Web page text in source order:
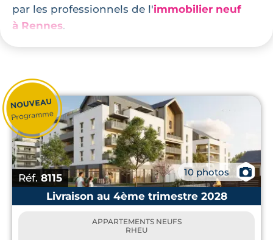
par les professionnels de l'immobilier neuf
à Rennes.
création d’une piscine derrière le bâtiment
AG2COM.
Réf. 8115 10 photos
📷
Livraison au 4ème trimestre 2028
APPARTEMENTS NEUFS
RHEU